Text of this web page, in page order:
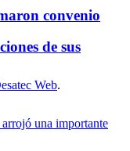
convenio
de sus
Web.